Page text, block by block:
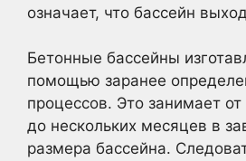
означает, что бассейн
Бетонные бассейны
помощью заранее
процессов. Это занимает
до нескольких месяцев в
размера бассейна.